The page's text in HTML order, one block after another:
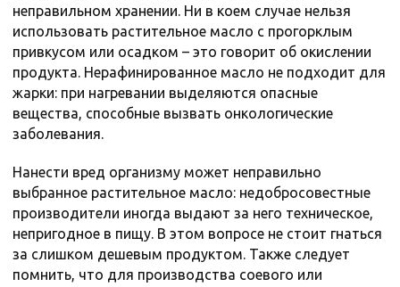
неправильном хранении. Ни в коем случае нельзя
использовать растительное масло с прогорклым
привкусом или осадком – это говорит об окислении
продукта. Нерафинированное масло не подходит для
жарки: при нагревании выделяются опасные
вещества, способные вызвать онкологические
заболевания.
Нанести вред организму может неправильно
выбранное растительное масло: недобросовестные
производители иногда выдают за него техническое,
непригодное в пищу. В этом вопросе не стоит гнаться
за слишком дешевым продуктом. Также следует
помнить, что для производства соевого или